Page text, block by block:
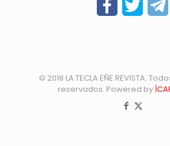
© 2018 LA TECLA EÑE REVISTA.
reservados. Powered by